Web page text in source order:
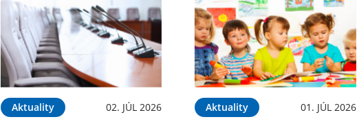
Aktuality 02. JÚL 2026 Aktuality 01. JÚL 2026